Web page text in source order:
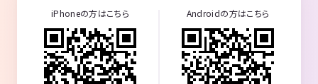
iPhoneの方はこちら Androidの方はこちら